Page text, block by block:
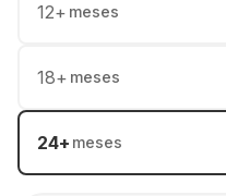
12+ meses
18+ meses
24+ meses